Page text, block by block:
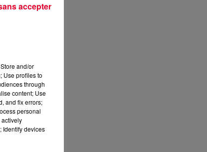
and/or
Use profiles to
through
content; Use
and fix errors;
personal
Identify devices
accepter